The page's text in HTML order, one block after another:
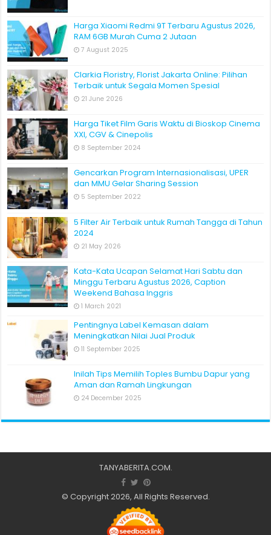
Harga Xiaomi Redmi 9T Terbaru Agustus 2026,
RAM 6GB Murah Cuma 2 Jutaan
7 August 2025
Clarkia Floristry, Florist Jakarta Online: Pilihan
Terbaik untuk Segala Momen Spesial
21 June 2026
Harga Tiket Film Garis Waktu di Bioskop Cinema
XXI, CGV & Cinepolis
8 September 2024
Gencarkan Program Internasionalisasi, UPER
dan MMU Gelar Sharing Session
5 September 2022
5 Filter Air Terbaik untuk Rumah Tangga di Tahun
2024
21 May 2026
Kata-Kata Ucapan Selamat Hari Sabtu dan
Minggu Terbaru Agustus 2026, Caption
Weekend Bahasa Inggris
1 March 2021
Pentingnya Label Kemasan dalam
Meningkatkan Nilai Jual Produk
11 September 2025
Inilah Tips Memilih Toples Bumbu Dapur yang
Aman dan Ramah Lingkungan
24 December 2025
TANYABERITA.COM.
© Copyright 2026, All Rights Reserved.